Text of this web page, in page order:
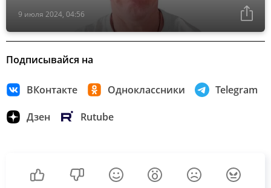
9 июля 2024, 04:56
Подписывайся на
ВКонтакте Одноклассники Telegram
Дзен Rutube